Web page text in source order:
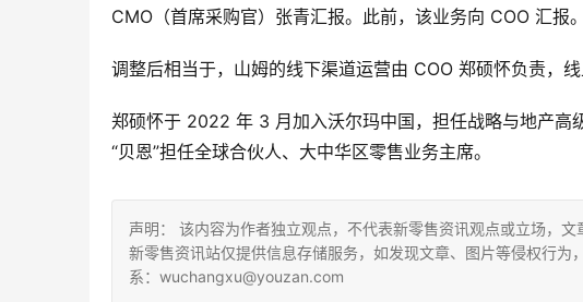
CMO（首席采购官）张青汇报。此前，该业务向 COO 汇报。
调整后相当于，山姆的线下渠道运营由 COO 郑硕怀负责，线
郑硕怀于 2022 年 3 月加入沃尔玛中国，担任战略与地产高
“贝恩”担任全球合伙人、大中华区零售业务主席。
声明： 该内容为作者独立观点，不代表新零售资讯观点或立场，
新零售资讯站仅提供信息存储服务，如发现文章、图片等侵权行
系：wuchangxu@youzan.com